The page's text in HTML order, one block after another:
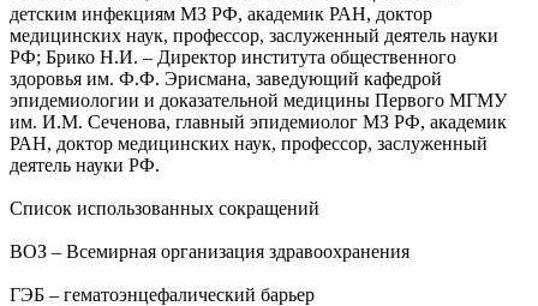
детским инфекциям МЗ РФ, академик РАН, доктор
медицинских наук, профессор, заслуженный деятель науки
РФ; Брико Н.И. – Директор института общественного
здоровья им. Ф.Ф. Эрисмана, заведующий кафедрой
эпидемиологии и доказательной медицины Первого МГМУ
им. И.М. Сеченова, главный эпидемиолог МЗ РФ, академик
РАН, доктор медицинских наук, профессор, заслуженный
деятель науки РФ.
Список использованных сокращений
ВОЗ – Всемирная организация здравоохранения
ГЭБ – гематоэнцефалический барьер